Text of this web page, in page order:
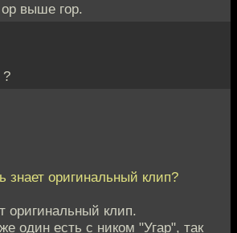
выше гор.
?
знает оригинальный клип?
оригинальный клип.
один есть с ником "Угар", так